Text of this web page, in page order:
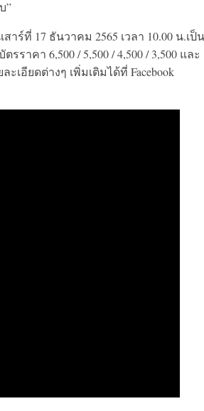
”
ที่ 17 ธันวาคม 2565 เวลา 10.00 น.เป็
ราคา 6,500 / 5,500 / 4,500 / 3,500 และ
อียดต่างๆ เพิ่มเติมได้ที่ Facebook